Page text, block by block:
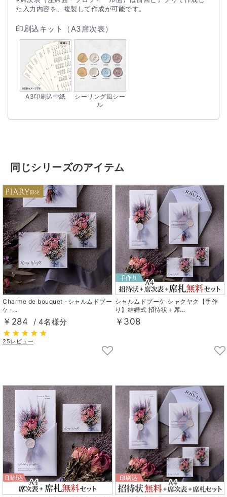
た入力内容を、複製して作成が可能です。
印刷込キット（A3席次表）
A3印刷込中紙
シーリング風シー
ル
同じシリーズのアイテム
Charme de bouquet -シャルムドブー
ケ-...
￥284 / 4名様分
25レビュー
シャルムドブーケ シャクヤク【手作
り】結婚式 招待状＋席...
￥308